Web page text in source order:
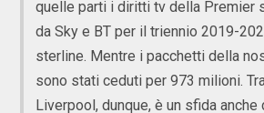
quelle parti i diritti tv della Premier
da Sky e BT per il triennio 2019-
sterline. Mentre i pacchetti della
sono stati ceduti per 973 milioni.
Liverpool, dunque, è un sfida